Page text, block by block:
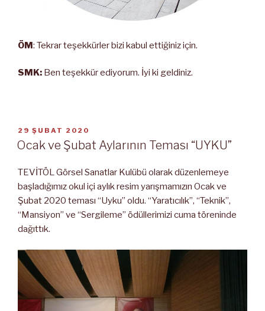
ÖM: Tekrar teşekkürler bizi kabul ettiğiniz için.
SMK: Ben teşekkür ediyorum. İyi ki geldiniz.
YAYIM
TARIHI
29 ŞUBAT 2020
Ocak ve Şubat Aylarının Teması “UYKU”
TEVİTÖL Görsel Sanatlar Kulübü olarak düzenlemeye
başladığımız okul içi aylık resim yarışmamızın Ocak ve
Şubat 2020 teması “Uyku” oldu. “Yaratıcılık”, “Teknik”,
“Mansiyon” ve “Sergileme” ödüllerimizi cuma töreninde
dağıttık.